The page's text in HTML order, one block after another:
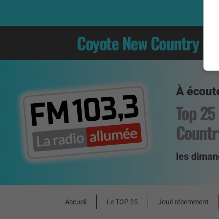
Coyote New Country
À
Top
les
Accueil Le TOP 25 Joué récemment